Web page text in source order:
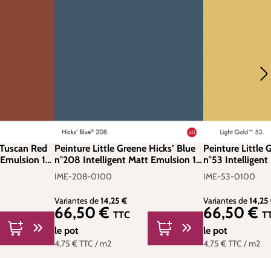
Red
1
Peinture Little Greene Hicks’ Blue
n°208 Intelligent Matt Emulsion 1
litre
IME-208-0100
4,75 €TTC / m2
Variantes de14,25 €
Prix régulier :
66,50 € TTC
le pot
Peinture Little
n°53
litre
IME-53-0100
4,75 €TTC / m2
Variantes de14,25
Prix régulier :
66,50 €
le pot